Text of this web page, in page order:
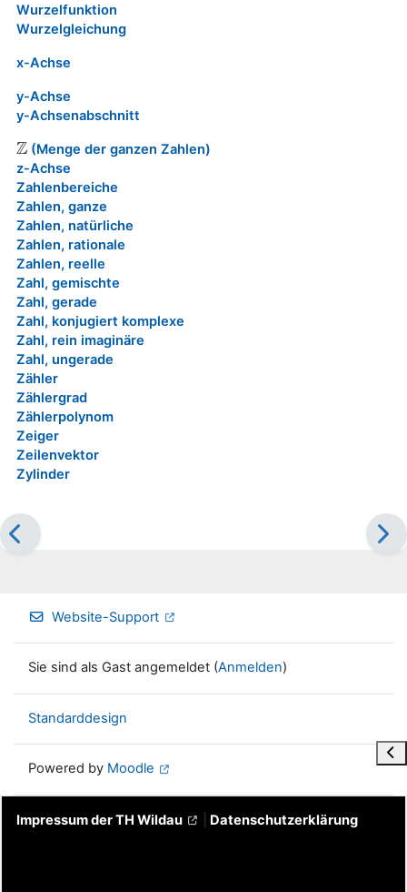
Wurzelfunktion
Wurzelgleichung
x-Achse
y-Achse
y-Achsenabschnitt
Z
Z (Menge der ganzen Zahlen)
z-Achse
Zahlenbereiche
Zahlen, ganze
Zahlen, natürliche
Zahlen, rationale
Zahlen, reelle
Zahl, gemischte
Zahl, gerade
Zahl, konjugiert komplexe
Zahl, rein imaginäre
Zahl, ungerade
Zähler
Zählergrad
Zählerpolynom
Zeiger
Zeilenvektor
Zylinder
Website-Support
Sie sind als Gast angemeldet (Anmelden)
Standarddesign
Powered by Moodle
Impressum der TH Wildau Datenschutzerklärung